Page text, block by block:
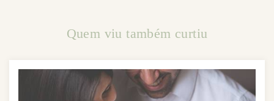
Quem viu também curtiu